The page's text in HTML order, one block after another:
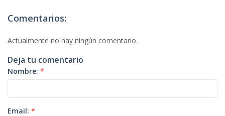
Comentarios:
Actualmente no hay ningún comentario.
Deja tu comentario
Nombre: *
Email: *